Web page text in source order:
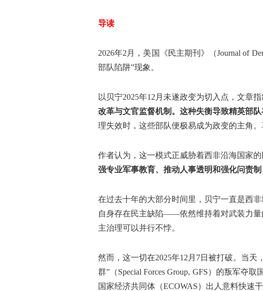
导读
2026年2月，美国《民主期刊》（Journal of
部队陷阱”现象。
以贝宁2025年12月未遂政变为切入点，文章指
改革与文官监督机制。这种失衡导致精英部
理失效时，这些部队便极易成为政变的主角
作者认为，这一模式正威胁着西非沿海国家
强专业军事教育、推动人事透明和强化问责
在过去十年的大部分时间里，贝宁一直是西
自身存在民主缺陷——依然维持着对武装力量
主治理可以并行不悖。
然而，这一切在2025年12月7日被打破。当
群”（Special Forces Group, GFS）的叛军夺
国家经济共同体（ECOWAS）出人意料快速